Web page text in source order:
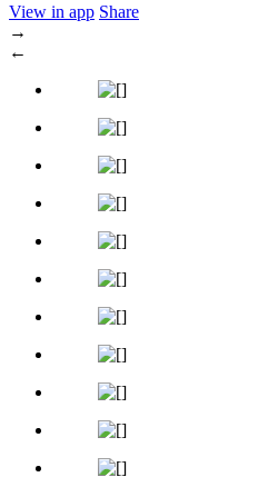
View in app Share
→
←